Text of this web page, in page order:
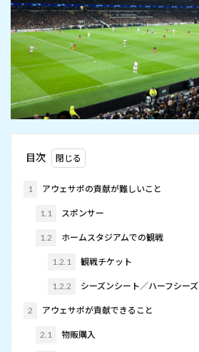
目次
1 アウェサポの貢献が難しいこと
1.1 スポンサー
1.2 ホームスタジアムでの観戦
1.2.1 観戦チケット
1.2.2 シーズンシート／ハーフシー
2 アウェサポが貢献できること
2.1 物販購入